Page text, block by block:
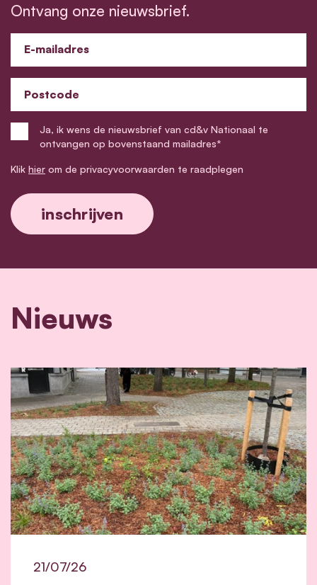
Ontvang onze nieuwsbrief.
E-mailadres
Postcode
Ja, ik wens de nieuwsbrief van cd&v Nationaal te
ontvangen op bovenstaand mailadres*
Klik hier om de privacyvoorwaarden te raadplegen
Nieuws
21/07/26